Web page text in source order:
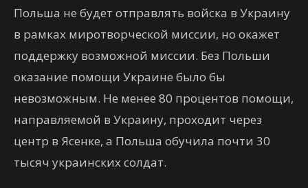
Польша не будет отправлять войска в Украину
в рамках миротворческой миссии, но окажет
поддержку возможной миссии. Без Польши
оказание помощи Украине было бы
невозможным. Не менее 80 процентов помощи,
направляемой в Украину, проходит через
центр в Ясенке, а Польша обучила почти 30
тысяч украинских солдат.